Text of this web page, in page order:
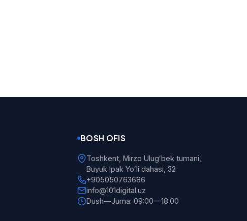
BOSH OFIS
Toshkent, Mirzo Ulugʻbek tumani,
Buyuk Ipak Yoʻli dahasi, 32
+905050763686
info@101digital.uz
Dush—Juma: 09:00—18:00